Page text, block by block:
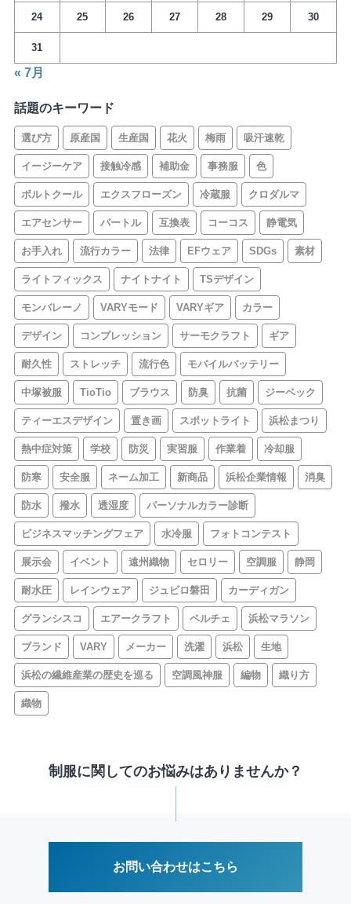
24 25 26 27 28 29 30
31
« 7月
話題のキーワード
選び方 原産国 生産国 花火 梅雨 吸汗速乾
イージーケア 接触冷感 補助金 事務服 色
ボルトクール エクスフローズン 冷蔵服 クロダルマ
エアセンサー バートル 互換表 コーコス 静電気
お手入れ 流行カラー 法律 EFウェア SDGs 素材
ライトフィックス ナイトナイト TSデザイン
モンバレーノ VARYモード VARYギア カラー
デザイン コンプレッション サーモクラフト ギア
耐久性 ストレッチ 流行色 モバイルバッテリー
中塚被服 TioTio ブラウス 防臭 抗菌 ジーベック
ティーエスデザイン 置き画 スポットライト 浜松まつり
熱中症対策 学校 防災 実習服 作業着 冷却服
防寒 安全服 ネーム加工 新商品 浜松企業情報 消臭
防水 撥水 透湿度 パーソナルカラー診断
ビジネスマッチングフェア 水冷服 フォトコンテスト
展示会 イベント 遠州織物 セロリー 空調服 静岡
耐水圧 レインウェア ジュビロ磐田 カーディガン
グランシスコ エアークラフト ペルチェ 浜松マラソン
ブランド VARY メーカー 洗濯 浜松 生地
浜松の繊維産業の歴史を巡る 空調風神服 編物 織り方
織物
制服に関してのお悩みはありませんか？
お問い合わせはこちら